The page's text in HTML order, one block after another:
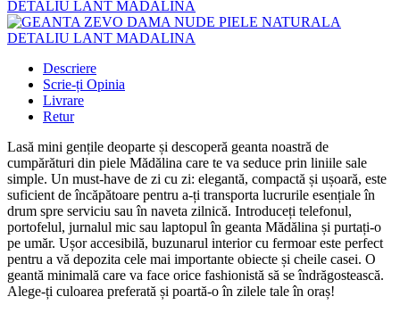
Descriere
Scrie-ți Opinia
Livrare
Retur
Lasă mini gențile deoparte și descoperă geanta noastră de
cumpărături din piele Mădălina care te va seduce prin liniile sale
simple. Un must-have de zi cu zi: elegantă, compactă și ușoară, este
suficient de încăpătoare pentru a-ți transporta lucrurile esențiale în
drum spre serviciu sau în naveta zilnică. Introduceți telefonul,
portofelul, jurnalul mic sau laptopul în geanta Mădălina și purtați-o
pe umăr. Ușor accesibilă, buzunarul interior cu fermoar este perfect
pentru a vă depozita cele mai importante obiecte și cheile casei. O
geantă minimală care va face orice fashionistă să se îndrăgostească.
Alege-ți culoarea preferată și poartă-o în zilele tale în oraș!